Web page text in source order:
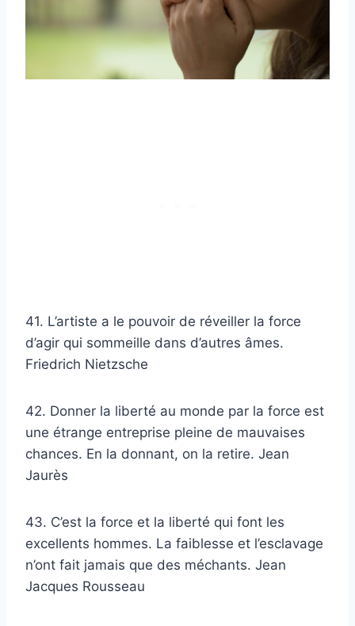
41. L’artiste a le pouvoir de réveiller la force
d’agir qui sommeille dans d’autres âmes.
Friedrich Nietzsche
42. Donner la liberté au monde par la force est
une étrange entreprise pleine de mauvaises
chances. En la donnant, on la retire. Jean
Jaurès
43. C’est la force et la liberté qui font les
excellents hommes. La faiblesse et l’esclavage
n’ont fait jamais que des méchants. Jean
Jacques Rousseau